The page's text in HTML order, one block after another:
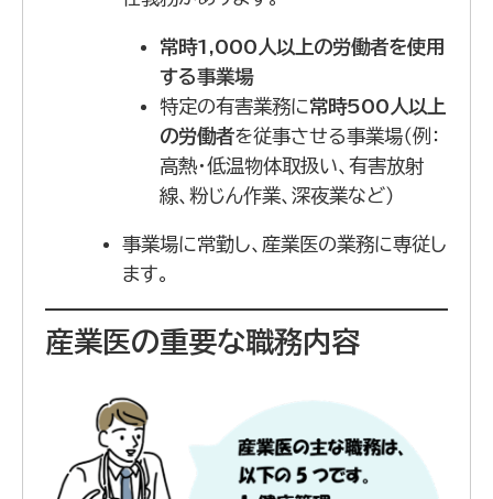
常時1,000人以上の労働者を使用
する事業場
特定の有害業務に常時500人以上
の労働者を従事させる事業場（例：
高熱・低温物体取扱い、有害放射
線、粉じん作業、深夜業など）
事業場に常勤し、産業医の業務に専従し
ます。
産業医の重要な職務内容